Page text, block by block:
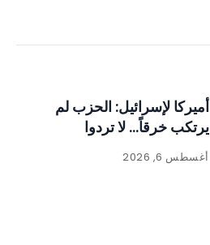
أميركا لإسرائيل: الحزب لم
يرتكب خرقاً… لا تردوا
أغسطس 6, 2026